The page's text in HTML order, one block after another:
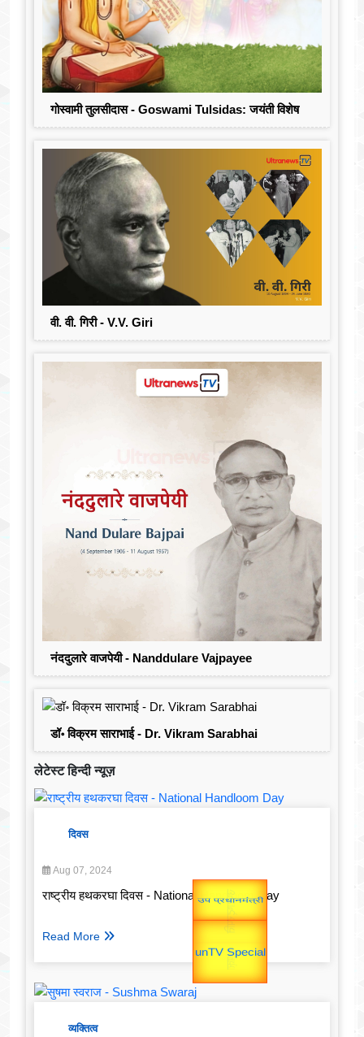
गोस्वामी तुलसीदास - Goswami Tulsidas: जयंती विशेष
वी. वी. गिरी - V.V. Giri
नंददुलारे वाजपेयी - Nanddulare Vajpayee
डॉ॰ विक्रम साराभाई - Dr. Vikram Sarabhai
लेटेस्ट हिन्दी न्यूज़
दिवस
Aug 07, 2024
राष्ट्रीय हथकरघा दिवस - National Handloom Day
Read More
व्यक्तित्व
Valentine's यात्रा
Gold Rate